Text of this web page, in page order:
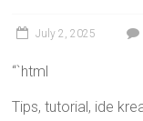
July 2, 2025
“`html
Tips, tutorial, ide